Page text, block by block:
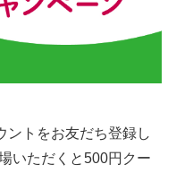
ントをお友だち登録し
いただくと500円クー